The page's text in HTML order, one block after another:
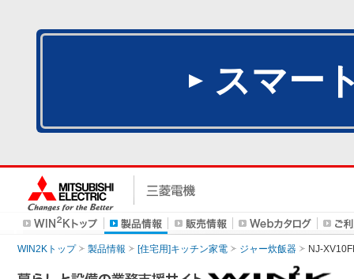
スマー
WIN2Kトップ 製品情報 [住宅用]キッチン家電 ジャー炊飯器 NJ-